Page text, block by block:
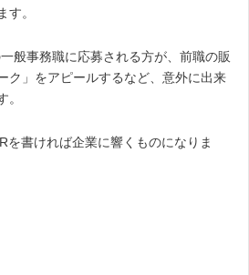
す。
般事務職に応募される方が、前職の販
ク」をアピールするなど、意外に出来
。
を書ければ企業に響くものになりま